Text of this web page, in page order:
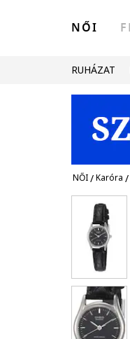
NŐI
RUHÁZAT
NŐI/Karóra /